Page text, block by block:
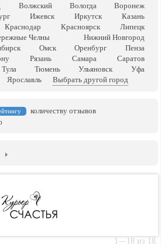
Волжский Вологда
Воронеж
Ижевск Иркутск
Казань
Краснодар Красноярск
Липецк
Челны
Нижний Новгород
Омск Оренбург
Пенза
Рязань Самара
Саратов
Тула Тюмень Ульяновск
Уфа
Ярославль Выбрать другой город
количеству отзывов
1—18 из 18.